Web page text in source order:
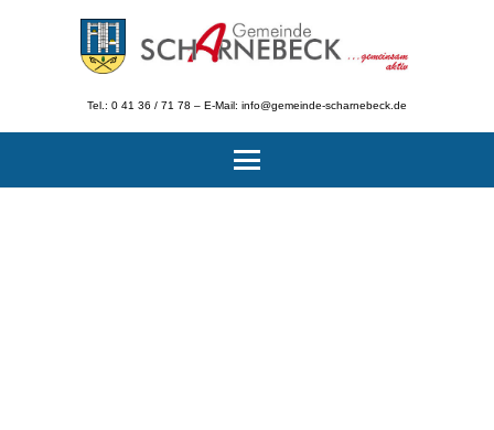
Tel.: 0 41 36 / 71 78 – E-Mail: info@gemeinde-scharnebeck.de